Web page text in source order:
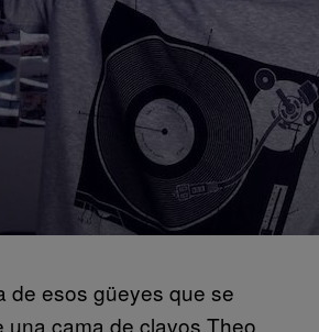
de esos güeyes que se
una cama de clavos,Theo